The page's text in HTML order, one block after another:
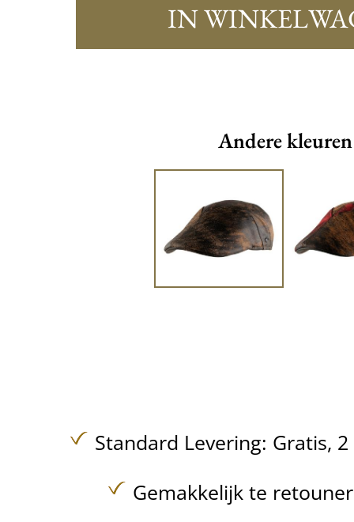
IN
Andere kleuren
Standard Levering: Gratis,
Gemakkelijk te